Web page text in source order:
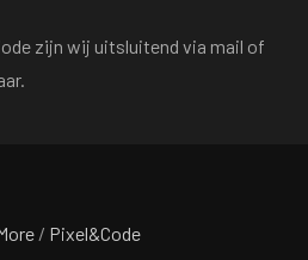
zijn wij uitsluitend via mail of
/ Pixel&Code